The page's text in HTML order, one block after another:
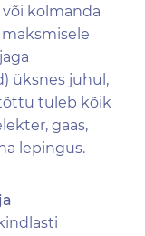
kolmanda
üksnes juhul,
tuleb kõik
gaas,
lepingus.